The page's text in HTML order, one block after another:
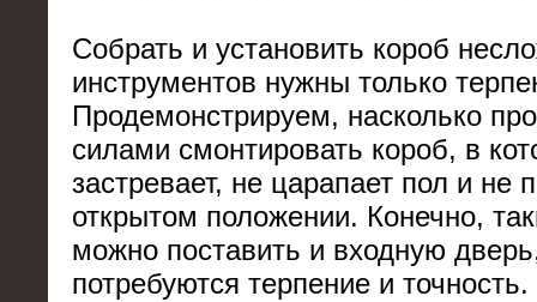
Собрать и установить короб
инструментов нужны только
Продемонстрируем, насколько
силами смонтировать короб, в
застревает, не царапает пол и не
открытом положении. Конечно,
можно поставить и входную
потребуются терпение и точность.